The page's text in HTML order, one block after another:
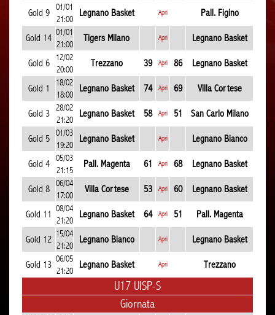
Gold 9
01/01
21:00
Legnano Basket Apri Pall. Figino
Gold 14
01/01
21:00
Tigers Milano Apri Legnano Basket
Gold 6
12/02
20:00
Trezzano 39 Apri 86 Legnano Basket
Gold 1
18/02
18:00
Legnano Basket 74 Apri 69 Villa Cortese
Gold 3
28/02
21:20
Legnano Basket 58 Apri 51 San Carlo Milano
Gold 5
01/03
19:20
Legnano Basket Apri Legnano Bianco
Gold 4
05/03
21:15
Pall. Magenta 61 Apri 68 Legnano Basket
Gold 8
06/04
17:00
Villa Cortese 53 Apri 60 Legnano Basket
Gold 11
08/04
21:20
Legnano Basket 64 Apri 51 Pall. Magenta
Gold 12
15/04
21:20
Legnano Bianco Apri Legnano Basket
Gold 13
06/05
21:20
Legnano Basket Apri Trezzano
U17 UISP-S
Giornata